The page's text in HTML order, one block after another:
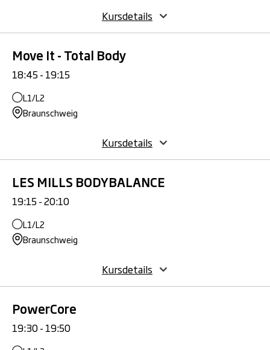
Kursdetails
Move It - Total Body
18:45 - 19:15
L1/L2
Braunschweig
Kursdetails
LES MILLS BODYBALANCE
19:15 - 20:10
L1/L2
Braunschweig
Kursdetails
PowerCore
19:30 - 19:50